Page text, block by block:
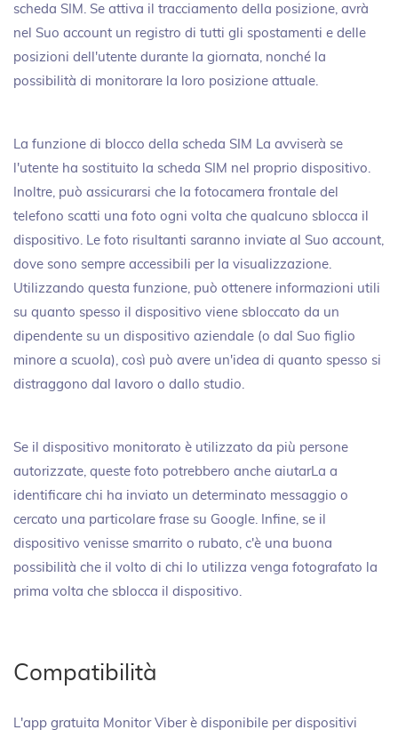
scheda SIM. Se attiva il tracciamento della posizione, avrà
nel Suo account un registro di tutti gli spostamenti e delle
posizioni dell'utente durante la giornata, nonché la
possibilità di monitorare la loro posizione attuale.
La funzione di blocco della scheda SIM La avviserà se
l'utente ha sostituito la scheda SIM nel proprio dispositivo.
Inoltre, può assicurarsi che la fotocamera frontale del
telefono scatti una foto ogni volta che qualcuno sblocca il
dispositivo. Le foto risultanti saranno inviate al Suo account,
dove sono sempre accessibili per la visualizzazione.
Utilizzando questa funzione, può ottenere informazioni utili
su quanto spesso il dispositivo viene sbloccato da un
dipendente su un dispositivo aziendale (o dal Suo figlio
minore a scuola), così può avere un'idea di quanto spesso si
distraggono dal lavoro o dallo studio.
Se il dispositivo monitorato è utilizzato da più persone
autorizzate, queste foto potrebbero anche aiutarLa a
identificare chi ha inviato un determinato messaggio o
cercato una particolare frase su Google. Infine, se il
dispositivo venisse smarrito o rubato, c'è una buona
possibilità che il volto di chi lo utilizza venga fotografato la
prima volta che sblocca il dispositivo.
Compatibilità
L'app gratuita Monitor Viber è disponibile per dispositivi